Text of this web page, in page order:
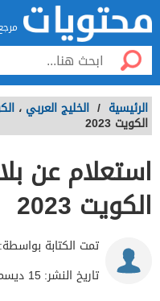
الرئيسية / الخليج العربي ،
الكويت 2023
استعلام عن
الكويت 2023
تمت الكتابة بواسطة:
تاريخ النشر:15 ديسمبر 2024 - 11:42ص